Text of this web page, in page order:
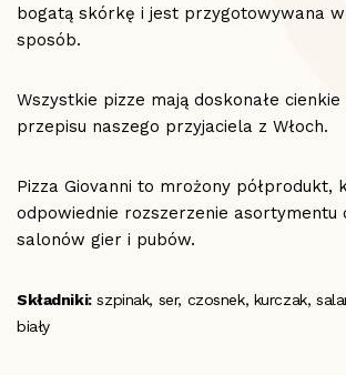
bogatą skórkę i jest przygotowywana
sposób.
Wszystkie pizze mają doskonałe cienkie
przepisu naszego przyjaciela z Włoch.
Pizza Giovanni to mrożony półprodukt,
odpowiednie rozszerzenie asortymentu
salonów gier i pubów.
Składniki:szpinak, ser, czosnek, kurczak,
biały